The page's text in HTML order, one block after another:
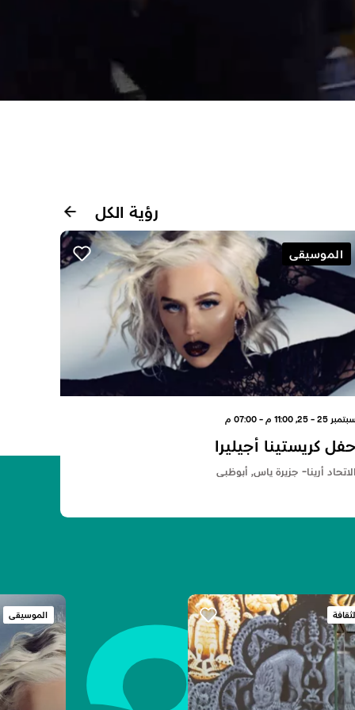
رؤية الكل
الموسيقى
25 - 25, 11:00 م - 07:00 م
حفل كريستينا أجيليرا
الاتحاد أرينا- جزيرة ياس, أبوظبي
الموسيقى